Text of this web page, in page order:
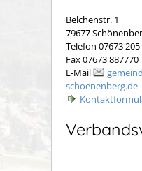
Belchenstr. 1
79677
Telefon 07673 205
Fax 07673 887770
E-Mail
schoenenberg.de